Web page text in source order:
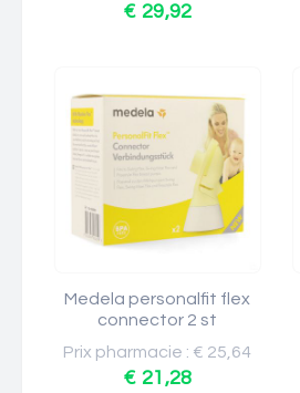
€ 29,92
Medela personalfit flex
connector 2 st
Prix pharmacie : € 25,64
€ 21,28